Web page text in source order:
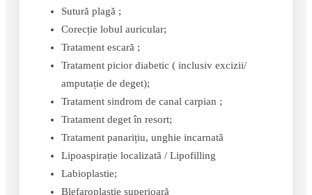
Sutură plagă ;
Corecție lobul auricular;
Tratament escară ;
Tratament picior diabetic ( inclusiv excizii/
amputație de deget);
Tratament sindrom de canal carpian ;
Tratament deget în resort;
Tratament panarițiu, unghie incarnată
Lipoaspirație localizată / Lipofilling
Labioplastie;
Blefaroplastie superioară